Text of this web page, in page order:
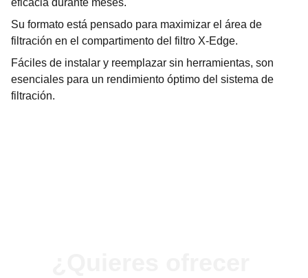
eficacia durante meses.
Su formato está pensado para maximizar el área de
filtración en el compartimento del filtro X-Edge.
Fáciles de instalar y reemplazar sin herramientas, son
esenciales para un rendimiento óptimo del sistema de
filtración.